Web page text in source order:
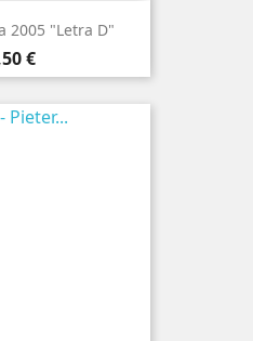
2005 "Letra D"
€